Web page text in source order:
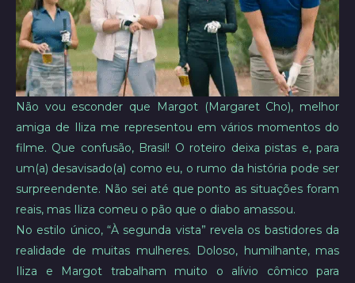
Não vou esconder que Margot (Margaret Cho), melhor
amiga de Iliza me representou em vários momentos do
filme. Que confusão, Brasil! O roteiro deixa pistas e, para
um(a) desavisado(a) como eu, o rumo da história pode ser
surpreendente. Não sei até que ponto as situações foram
reais, mas Iliza comeu o pão que o diabo amassou.
No estilo único, “À segunda vista” revela os bastidores da
realidade de muitas mulheres. Doloso, humilhante, mas
Iliza e Margot trabalham muito o alívio cômico para